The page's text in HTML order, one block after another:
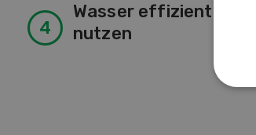
Wasser effizienter
nutzen